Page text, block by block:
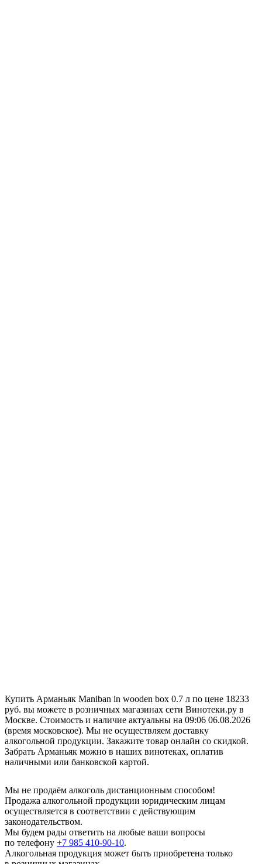
Купить Арманьяк Maniban in wooden box 0.7 л по цене 18233
руб. вы можете в розничных магазинах сети Винотеки.ру в
Москве. Стоимость и наличие актуальны на 09:06 06.08.2026
(время московское). Мы не осуществляем доставку
алкогольной продукции. Закажите товар онлайн со скидкой.
Забрать Арманьяк можно в наших винотеках, оплатив
наличными или банковской картой.
Мы не продаём алкоголь дистанционным способом!
Продажа алкогольной продукции юридическим лицам
осуществляется в соответствии с действующим
законодательством.
Мы будем рады ответить на любые ваши вопросы
по телефону +7 985 410-90-10.
Алкогольная продукция может быть приобретена только